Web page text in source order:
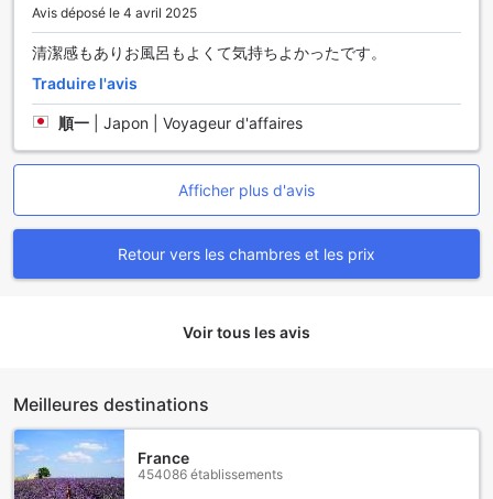
Avis déposé le 4 avril 2025
清潔感もありお風呂もよくて気持ちよかったです。
Traduire l'avis
順一 Japon | Voyageur d'affaires
Afficher plus d'avis
Retour vers les chambres et les prix
Voir tous les avis
Meilleures destinations
France
454086 établissements